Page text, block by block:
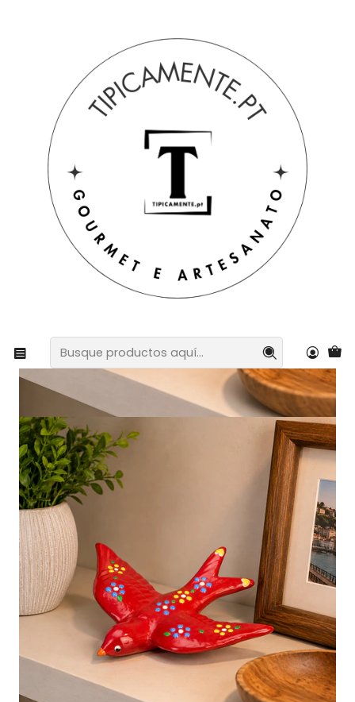
Sugerencias de regalos Sugerencias de regalos
Golondrinas decorativas pintadas a mano.